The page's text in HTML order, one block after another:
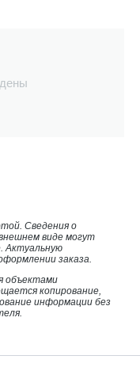
Сведения о
виде могут
Актуальную
заказа.
объектами
копирование,
информации без